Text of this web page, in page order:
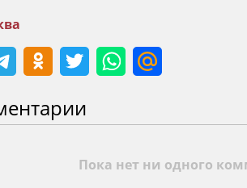
Пока нет ни одного